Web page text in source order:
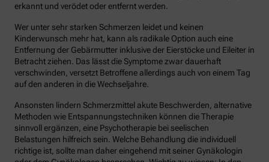
erkannt und verödet oder entfernt werden.
Wer unter sehr starken Schmerzen leidet und keinen
Kinderwunsch mehr hat, kann als radikale Option auch eine
Entfernung der Gebärmutter inklusive der Eierstöcke und Eileiter in
Betracht ziehen. Das lässt die Symptome zwar dauerhaft
verschwinden, versetzt Betroffene allerdings auch von einem Tag
auf den anderen in die Wechseljahre.
Ansonsten lindern Schmerzmittel akute Beschwerden, alternative
Methoden wie Entspannungstechniken können die Therapie
sinnvoll ergänzen, eine Psychotherapie bei seelischen
Belastungen hilfreich sein. Welche Behandlung die individuell
richtige ist, sollte man daher eingehend mit seiner Gynäkologin